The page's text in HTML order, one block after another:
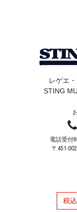
レゲエ
STING
電話受付
〒451-
税